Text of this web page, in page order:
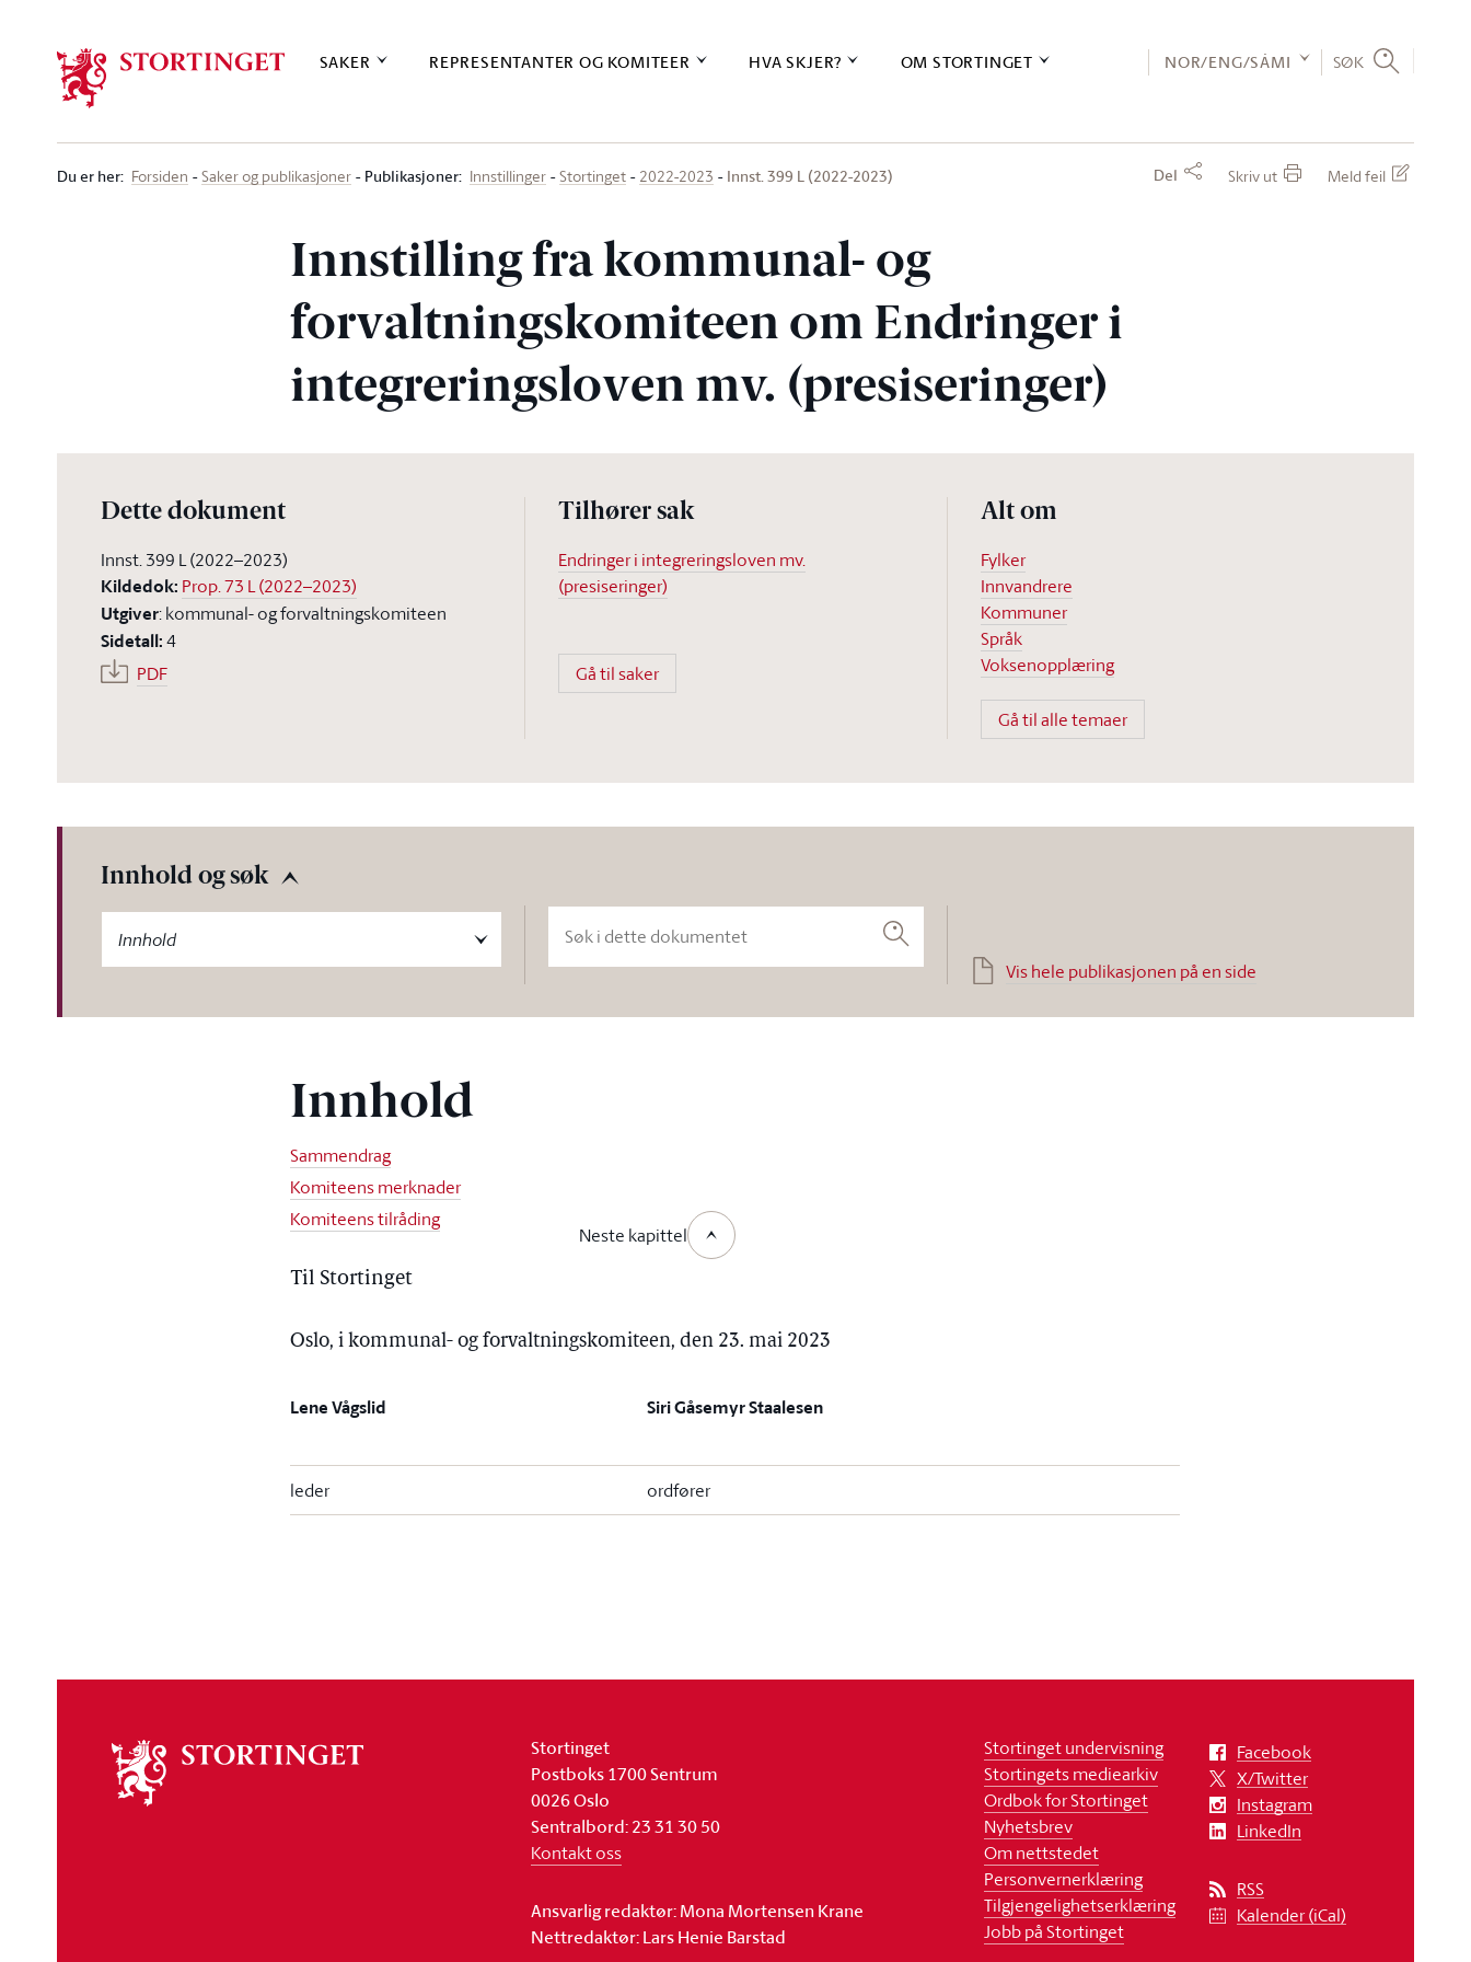
SAKER REPRESENTANTER OG KOMITEER HVA SKJER? OM STORTINGET NOR/ENG/SÁMI SØK
Du er her: Forsiden Saker og publikasjoner Publikasjoner: Innstillinger Stortinget 2022-2023 Innst. 399 L (2022-2023) Del Skriv ut Meld feil
Innstilling fra kommunal- og
forvaltningskomiteen om Endringer i
integreringsloven mv. (presiseringer)
Dette dokument
Innst. 399 L (2022–2023)
Kildedok: Prop. 73 L (2022–2023)
Utgiver:kommunal- og forvaltningskomiteen
Sidetall:4
PDF
Tilhører sak
Endringer i integreringsloven mv.
(presiseringer)
Gå til saker
Alt om
Fylker
Innvandrere
Kommuner
Språk
Voksenopplæring
Gå til alle temaer
Innhold og søk
Innhold Søk
Vis hele publikasjonen på en side
Innhold
Sammendrag
Komiteens merknader
Komiteens tilråding
Neste kapittel
Til Stortinget
Oslo, i kommunal- og forvaltningskomiteen, den 23. mai 2023
Lene Vågslid Siri Gåsemyr Staalesen
leder ordfører
stortinget
Stortinget
Postboks 1700 Sentrum
0026 Oslo
Sentralbord: 23 31 30 50
Kontakt oss
Ansvarlig redaktør: Mona Mortensen Krane
Nettredaktør: Lars Henie Barstad
Stortinget undervisning
Stortingets mediearkiv
Ordbok for Stortinget
Nyhetsbrev
Om nettstedet
Personvernerklæring
Tilgjengelighetserklæring
Jobb på Stortinget
Facebook
X/Twitter
Instagram
LinkedIn
RSS
Kalender (iCal)